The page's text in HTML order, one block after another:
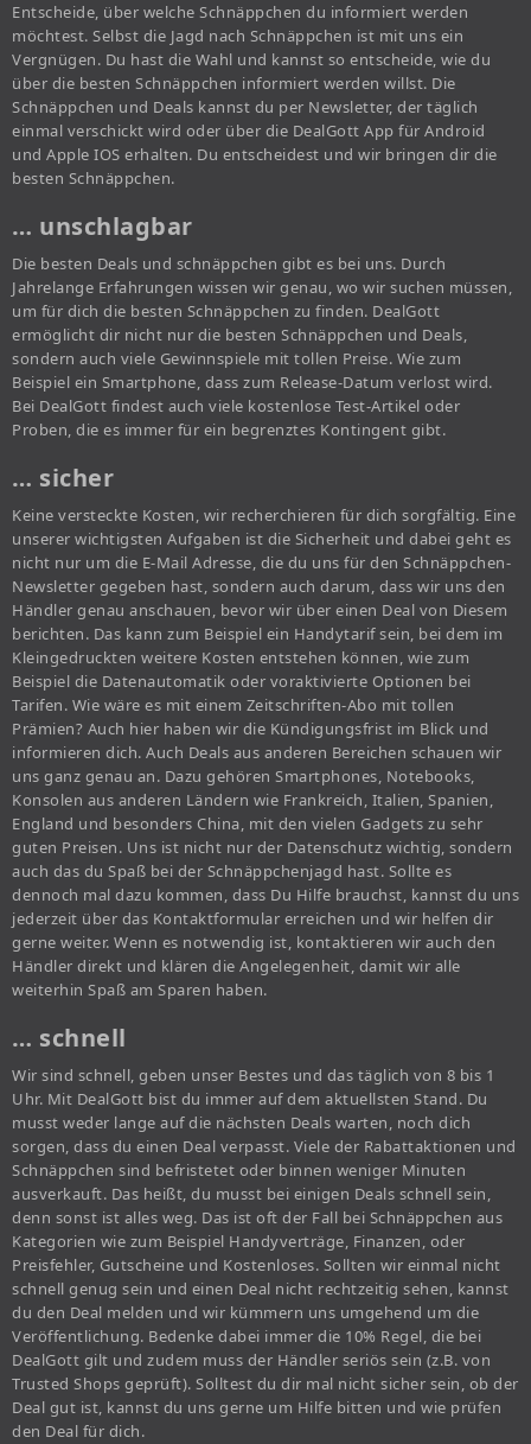
Entscheide, über welche Schnäppchen du informiert werden
möchtest. Selbst die Jagd nach Schnäppchen ist mit uns ein
Vergnügen. Du hast die Wahl und kannst so entscheide, wie du
über die besten Schnäppchen informiert werden willst. Die
Schnäppchen und Deals kannst du per Newsletter, der täglich
einmal verschickt wird oder über die DealGott App für Android
und Apple IOS erhalten. Du entscheidest und wir bringen dir die
besten Schnäppchen.
… unschlagbar
Die besten Deals und schnäppchen gibt es bei uns. Durch
Jahrelange Erfahrungen wissen wir genau, wo wir suchen müssen,
um für dich die besten Schnäppchen zu finden. DealGott
ermöglicht dir nicht nur die besten Schnäppchen und Deals,
sondern auch viele Gewinnspiele mit tollen Preise. Wie zum
Beispiel ein Smartphone, dass zum Release-Datum verlost wird.
Bei DealGott findest auch viele kostenlose Test-Artikel oder
Proben, die es immer für ein begrenztes Kontingent gibt.
… sicher
Keine versteckte Kosten, wir recherchieren für dich sorgfältig. Eine
unserer wichtigsten Aufgaben ist die Sicherheit und dabei geht es
nicht nur um die E-Mail Adresse, die du uns für den Schnäppchen-
Newsletter gegeben hast, sondern auch darum, dass wir uns den
Händler genau anschauen, bevor wir über einen Deal von Diesem
berichten. Das kann zum Beispiel ein Handytarif sein, bei dem im
Kleingedruckten weitere Kosten entstehen können, wie zum
Beispiel die Datenautomatik oder voraktivierte Optionen bei
Tarifen. Wie wäre es mit einem Zeitschriften-Abo mit tollen
Prämien? Auch hier haben wir die Kündigungsfrist im Blick und
informieren dich. Auch Deals aus anderen Bereichen schauen wir
uns ganz genau an. Dazu gehören Smartphones, Notebooks,
Konsolen aus anderen Ländern wie Frankreich, Italien, Spanien,
England und besonders China, mit den vielen Gadgets zu sehr
guten Preisen. Uns ist nicht nur der Datenschutz wichtig, sondern
auch das du Spaß bei der Schnäppchenjagd hast. Sollte es
dennoch mal dazu kommen, dass Du Hilfe brauchst, kannst du uns
jederzeit über das Kontaktformular erreichen und wir helfen dir
gerne weiter. Wenn es notwendig ist, kontaktieren wir auch den
Händler direkt und klären die Angelegenheit, damit wir alle
weiterhin Spaß am Sparen haben.
… schnell
Wir sind schnell, geben unser Bestes und das täglich von 8 bis 1
Uhr. Mit DealGott bist du immer auf dem aktuellsten Stand. Du
musst weder lange auf die nächsten Deals warten, noch dich
sorgen, dass du einen Deal verpasst. Viele der Rabattaktionen und
Schnäppchen sind befristetet oder binnen weniger Minuten
ausverkauft. Das heißt, du musst bei einigen Deals schnell sein,
denn sonst ist alles weg. Das ist oft der Fall bei Schnäppchen aus
Kategorien wie zum Beispiel Handyverträge, Finanzen, oder
Preisfehler, Gutscheine und Kostenloses. Sollten wir einmal nicht
schnell genug sein und einen Deal nicht rechtzeitig sehen, kannst
du den Deal melden und wir kümmern uns umgehend um die
Veröffentlichung. Bedenke dabei immer die 10% Regel, die bei
DealGott gilt und zudem muss der Händler seriös sein (z.B. von
Trusted Shops geprüft). Solltest du dir mal nicht sicher sein, ob der
Deal gut ist, kannst du uns gerne um Hilfe bitten und wie prüfen
den Deal für dich.